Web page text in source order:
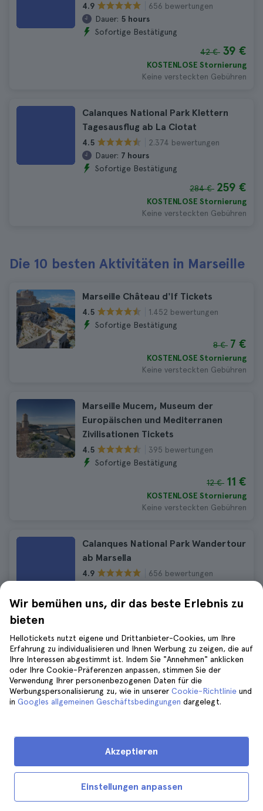
4.9
656 bewertungen
Dauer: 5 hours
Sofortige Bestätigung
42 € 39 €
KOSTENLOSE Stornierung
Keine versteckten Gebühren
Calanques National Park Klettern
Tagesausflug ab La Ciotat
4.5
2.374 bewertungen
Dauer: 7 hours
Sofortige Bestätigung
284 € 259 €
KOSTENLOSE Stornierung
Keine versteckten Gebühren
Die 10 besten Aktivitäten in Marseille
Marseille Château d'If Tickets
4.5
1.452 bewertungen
Sofortige Bestätigung
8 € 7 €
KOSTENLOSE Stornierung
Keine versteckten Gebühren
Marseille Mucem, Museum der
Europäischen und Mediterranen
Zivilisationen Tickets
4.5
395 bewertungen
Sofortige Bestätigung
12 € 11 €
KOSTENLOSE Stornierung
Keine versteckten Gebühren
Calanques National Park Wandertour
ab Marsella
4.9
656 bewertungen
Sofortige Bestätigung
Keine versteckten Gebühren
Marseille Fahrradtour
4.5
524 bewertungen
from 2 hours to 3 hours 30
KOSTENLOSE Stornierung
Wir bemühen uns, dir das beste Erlebnis zu
bieten
Hellotickets nutzt eigene und Drittanbieter-Cookies, um Ihre
Erfahrung zu individualisieren und Ihnen Werbung zu zeigen, die auf
Ihre Interessen abgestimmt ist. Indem Sie "Annehmen" anklicken
oder Ihre Cookie-Präferenzen anpassen, stimmen Sie der
Verwendung Ihrer personenbezogenen Daten für die
Werbungspersonalisierung zu, wie in unserer Cookie-Richtlinie und
in Googles allgemeinen Geschäftsbedingungen dargelegt.
Einstellungen anpassen
Akzeptieren